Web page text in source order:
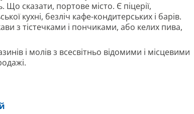
сказати, портове місто. Є піцерії,
кухні, безліч кафе-кондитерських і барів.
з тістечками і пончиками, або келих пива,
і молів з всесвітньо відомими і місцевими